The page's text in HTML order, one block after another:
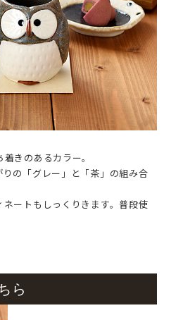
きのあるカラー。
の「グレー」と「茶」の組み合
ートもしっくりきます。普段使
ら